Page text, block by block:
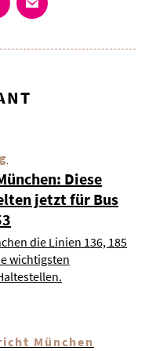
Diese
jetzt für Bus
die Linien 136, 185
wichtigsten
München